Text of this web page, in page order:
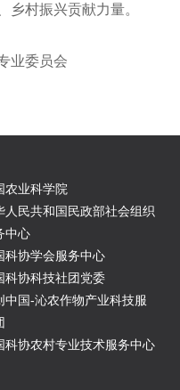
乡村振兴贡献力量。
业委员会
农业科学院
人民共和国民政部社会组织
中心
科协学会服务中心
科协科技社团党委
中国-沁农作物产业科技服
科协农村专业技术服务中心